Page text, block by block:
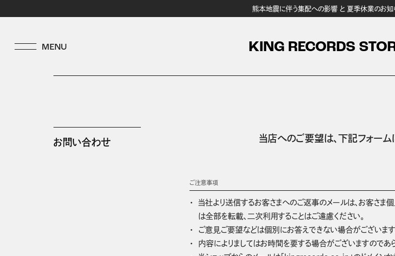
熊本地震に伴う集配への影響 と 夏季休業のお知
KING RECORDS
お問い合わせ 当店へのご要望は、 下記フォーム
ご注意事項
当社より送信するお客さまへのご返事のメールは、お客さま
は全部を転載、二次利用することはご遠慮ください。
ご意見ご要望などは個別にお答えできない場合がございます
内容によりましてはお時間を要する場合がございますのであ